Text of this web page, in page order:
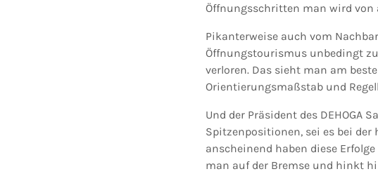
Öffnungsschritten man wird von
Pikanterweise auch vom
Öffnungstourismus unbedingt
verloren. Das sieht man am
Orientierungsmaßstab und
Und der Präsident des DEHOGA
Spitzenpositionen, sei es bei der
anscheinend haben diese
man auf der Bremse und hinkt